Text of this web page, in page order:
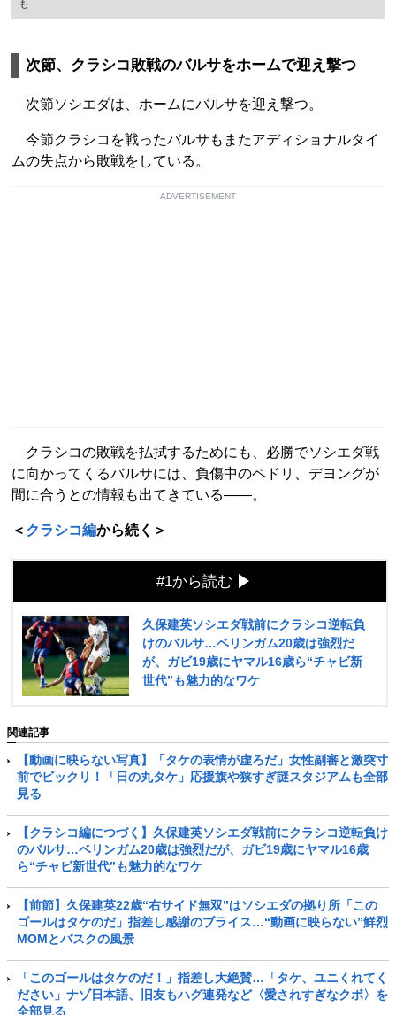
も
次節、クラシコ敗戦のバルサをホームで迎え撃つ
次節ソシエダは、ホームにバルサを迎え撃つ。
今節クラシコを戦ったバルサもまたアディショナルタイ
ムの失点から敗戦をしている。
ADVERTISEMENT
クラシコの敗戦を払拭するためにも、必勝でソシエダ戦
に向かってくるバルサには、負傷中のペドリ、デヨングが
間に合うとの情報も出てきている――。
＜ クラシコ編から続く＞
#1から読む
久保建英ソシエダ戦前にクラシコ逆転負
けのバルサ…ベリンガム20歳は強烈だ
が、ガビ19歳にヤマル16歳ら“チャビ新
世代”も魅力的なワケ
関連記事
【動画に映らない写真】「タケの表情が虚ろだ」女性副審と激突寸
前でビックリ！「日の丸タケ」応援旗や狭すぎ謎スタジアムも全部
見る
【クラシコ編につづく】久保建英ソシエダ戦前にクラシコ逆転負け
のバルサ…ベリンガム20歳は強烈だが、ガビ19歳にヤマル16歳
ら“チャビ新世代”も魅力的なワケ
【前節】久保建英22歳“右サイド無双”はソシエダの拠り所「この
ゴールはタケのだ」指差し感謝のブライス…“動画に映らない”鮮烈
MOMとバスクの風景
「このゴールはタケのだ！」指差し大絶賛…「タケ、ユニくれてく
ださい」ナゾ日本語、旧友もハグ連発など〈愛されすぎなクボ〉を
全部見る